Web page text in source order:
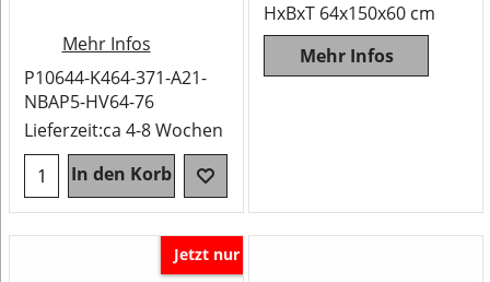
Mehr Infos
P10644-K464-371-A21-
NBAP5-HV64-76
Lieferzeit:ca 4-8 Wochen
In den Korb
HxBxT 64x150x60 cm
Mehr Infos
Jetzt nur